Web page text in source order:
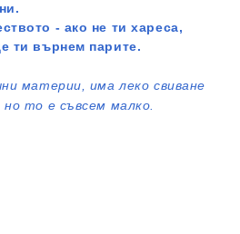
- ако не ти хареса,
ти върнем парите.
материи, има леко свиване
то е съвсем малко.